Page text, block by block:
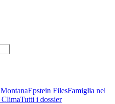
Epstein FilesFamiglia nel
ClimaTutti i dossier